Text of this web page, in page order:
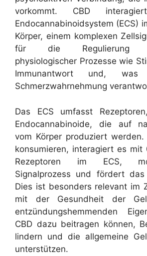
vorkommt. CBD
Endocannabinoidsystem (ECS)
Körper, einem komplexen
für die Regulierung
physiologischer Prozesse wie
Immunantwort und,
Schmerzwahrnehmung
Das ECS umfasst
Endocannabinoide, die auf
vom Körper produziert werden.
konsumieren, interagiert es mit
Rezeptoren im ECS,
Signalprozess und fördert das
Dies ist besonders relevant im
mit der Gesundheit der
entzündungshemmenden
CBD dazu beitragen können,
lindern und die allgemeine
unterstützen.